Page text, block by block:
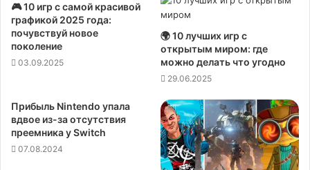
🎮 10 игр с самой красивой
графикой 2025 года:
почувствуй новое
поколение
03.09.2025
🌍 10 лучших игр с
открытым миром: где
можно делать что угодно
29.06.2025
Прибыль Nintendo упала
вдвое из-за отсутствия
преемника у Switch
07.08.2024